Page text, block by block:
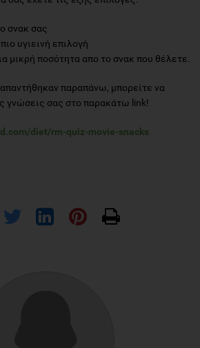
σνακ σας
υγιεινή επιλογή
μικρή ποσότητα απο το σνακ που θέλετε.
παραπάνω, μπορείτε να
γνώσεις σας στο παρακάτω link!
diet/rm-quiz-movie-snacks